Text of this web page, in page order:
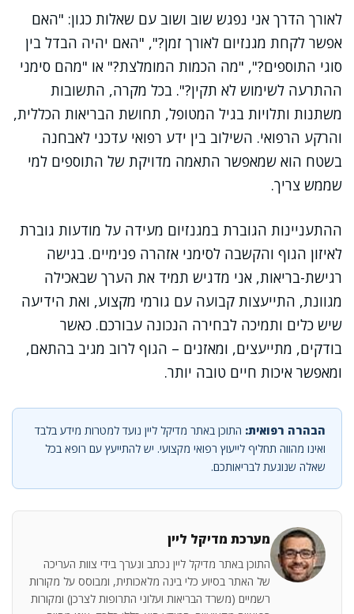
לאורך הדרך אני נפגש שוב ושוב עם שאלות כגון: "האם
אפשר לקחת מגנזיום לאורך זמן?", "האם יהיה הבדל בין
סוגי התוספים?", "מה הכמות המומלצת?" או "מהם סימני
ההתרעה לשימוש לא תקין?". בכל מקרה, התשובות
משתנות ותלויות בגיל המטופל, תחושת הבריאות הכללית,
והרקע הרפואי. השילוב בין ידע רפואי עדכני לאבחנה
בשטח הוא שמאפשר התאמה מדויקת של התוספים למי
שממש צריך.
ההתעניינות הגוברת במגנזיום מעידה על מודעות גוברת
לאיזון הגוף והקשבה לסימני אזהרה פנימיים. בגישה
רגישת-בריאות, אני מדגיש תמיד את הערך שבאכילה
מגוונת, התייעצות קבועה עם גורמי מקצוע, ואת הידיעה
שיש כלים ותמיכה לבחירה הנכונה עבורכם. כאשר
בודקים, מתייעצים, ומאזנים – הגוף לרוב מגיב בהתאם,
ומאפשר איכות חיים טובה יותר.
הבהרה רפואית: התוכן באתר מדיקל ליין נועד למטרות מידע בלבד
ואינו מהווה תחליף לייעוץ רפואי מקצועי. יש להתייעץ עם רופא בכל
שאלה שנוגעת לבריאותכם.
מערכת מדיקל ליין
התוכן באתר מדיקל ליין נכתב ונערך בידי צוות העריכה
של האתר בסיוע כלי בינה מלאכותית, ומבוסס על מקורות
רשמיים (משרד הבריאות ועלוני התרופות לצרכן) ומקורות